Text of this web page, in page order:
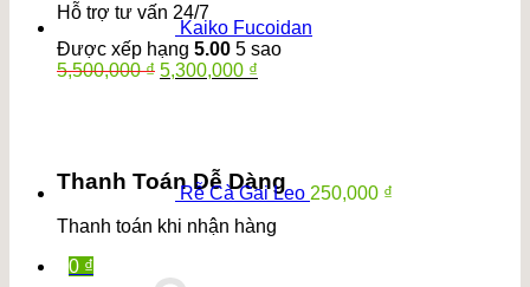
Hỗ trợ tư vấn 24/7
Thanh Toán Dễ Dàng
Thanh toán khi nhận hàng
0 ₫
Kaiko Fucoidan
Được xếp hạng 5.00 5 sao
5,500,000₫ Giá
5,300,000 ₫
Rễ Cà Gai Leo 250,000 ₫